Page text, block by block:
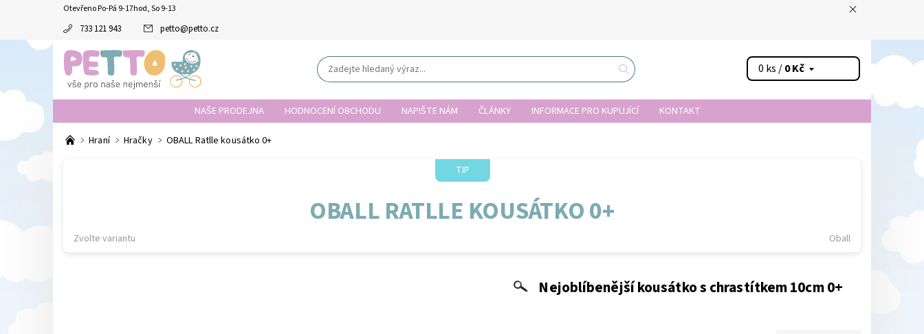
Otevřeno Po-Pá 9-17hod, So 9-13
733 121 943 petto@petto.cz
0 ks /0 Kč
NAŠE PRODEJNA HODNOCENÍ OBCHODU NAPIŠTE NÁM ČLÁNKY INFORMACE PRO KUPUJÍCÍ KONTAKT
Hraní Hračky OBALL Ratlle kousátko 0+
TIP
OBALL RATLLE KOUSÁTKO 0+
Zvolte variantu Oball
Nejoblíbenější kousátko s chrastítkem 10cm 0+